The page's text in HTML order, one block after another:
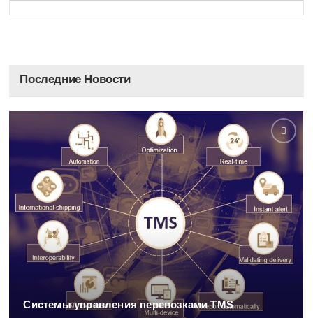
Последние Новости
Системы управления перевозками TMS